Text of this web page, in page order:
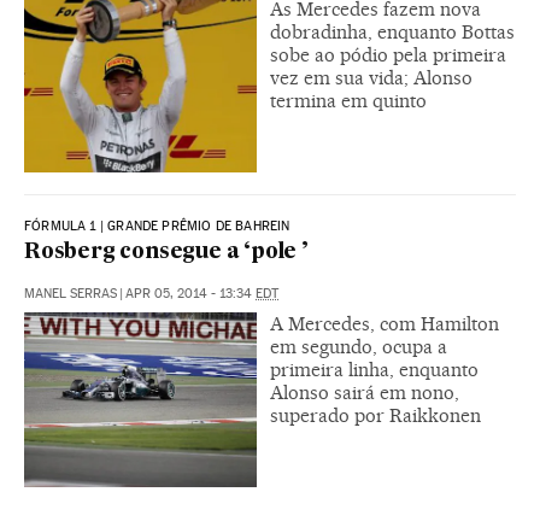
As Mercedes fazem nova
dobradinha, enquanto Bottas
sobe ao pódio pela primeira
vez em sua vida; Alonso
termina em quinto
FÓRMULA 1 | GRANDE PRÊMIO DE BAHREIN
Rosberg consegue a ‘pole ’
MANEL SERRAS | APR 05, 2014 - 13:34 EDT
A Mercedes, com Hamilton
em segundo, ocupa a
primeira linha, enquanto
Alonso sairá em nono,
superado por Raikkonen